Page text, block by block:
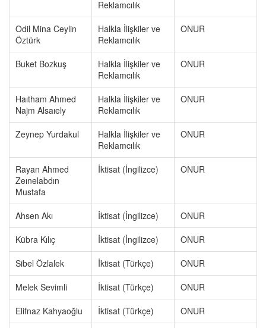
Reklamcılık
Odil Mina Ceylin
Öztürk
Halkla İlişkiler ve
Reklamcılık
ONUR
Buket Bozkuş
Halkla İlişkiler ve
Reklamcılık
ONUR
Haıtham Ahmed
Najm Alsaıely
Halkla İlişkiler ve
Reklamcılık
ONUR
Zeynep Yurdakul
Halkla İlişkiler ve
Reklamcılık
ONUR
Rayan Ahmed
Zeınelabdın
Mustafa
İktisat (İngilizce) ONUR
Ahsen Akı İktisat (İngilizce)
ONUR
Kübra Kılıç
İktisat (İngilizce)
ONUR
Sibel Özlalek
İktisat (Türkçe)
ONUR
Melek Sevimli
İktisat (Türkçe)
ONUR
Elifnaz Kahyaoğlu
İktisat (Türkçe)
ONUR